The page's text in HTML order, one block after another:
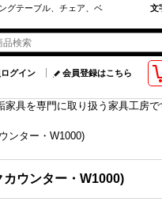
グテーブル、チェア、ベ
文
グイン 会員登録はこちら
具を専門に取り扱う家具工房で
ンター・W1000)
ウンター・W1000)